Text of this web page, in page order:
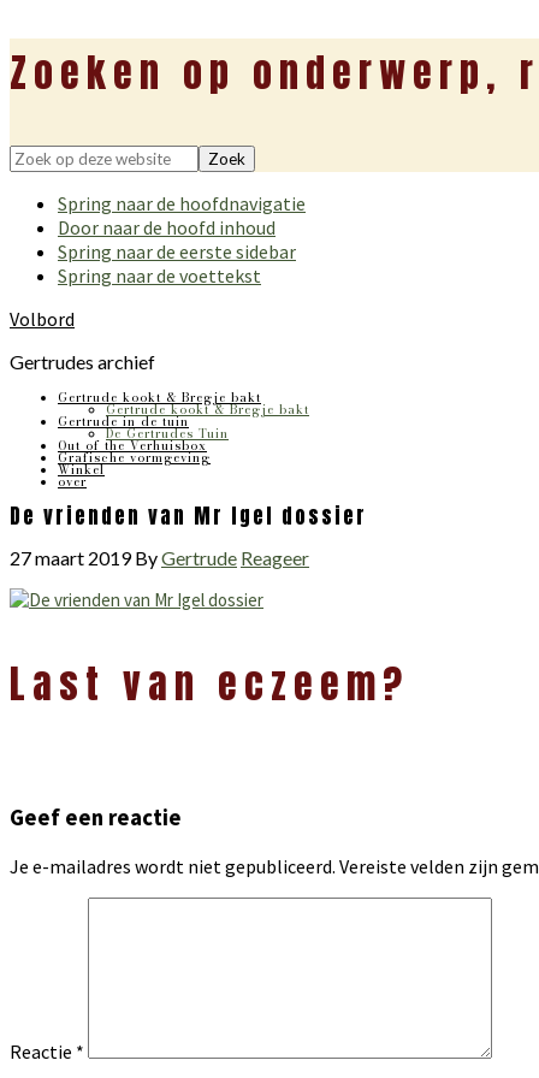
Zoeken op onderwerp,
Zoek
deze
website
Spring naar de hoofdnavigatie
Door naar de hoofd inhoud
Spring naar de eerste sidebar
Spring naar de voettekst
Volbord
Gertrudes archief
Gertrude kookt & Bregje bakt
Gertrude kookt & Bregje bakt
Gertrude in de tuin
De Gertrudes Tuin
Out of the Verhuisbox
Grafische vormgeving
Winkel
over
De vrienden van Mr Igel dossier
27 maart 2019ByGertrude Reageer
Interacties
Last van eczeem?
Geef een reactie
Je e-mailadres wordt niet gepubliceerd. Vereiste velden zijn
Reactie *